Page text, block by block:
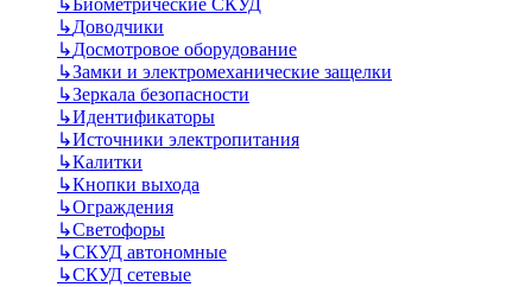
↳Биометрические СКУД
↳Доводчики
↳Досмотровое оборудование
↳Замки и электромеханические защелки
↳Зеркала безопасности
↳Идентификаторы
↳Источники электропитания
↳Калитки
↳Кнопки выхода
↳Ограждения
↳Светофоры
↳СКУД автономные
↳СКУД сетевые